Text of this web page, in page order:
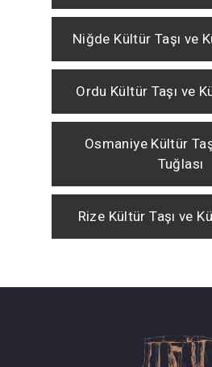
Niğde Kültür Taşı ve
Ordu Kültür Taşı ve
Osmaniye Kültür
Tuğlası
Rize Kültür Taşı ve